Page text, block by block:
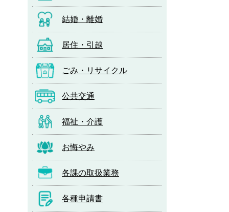
結婚・離婚
居住・引越
ごみ・リサイクル
公共交通
福祉・介護
お悔やみ
各課の取扱業務
各種申請書